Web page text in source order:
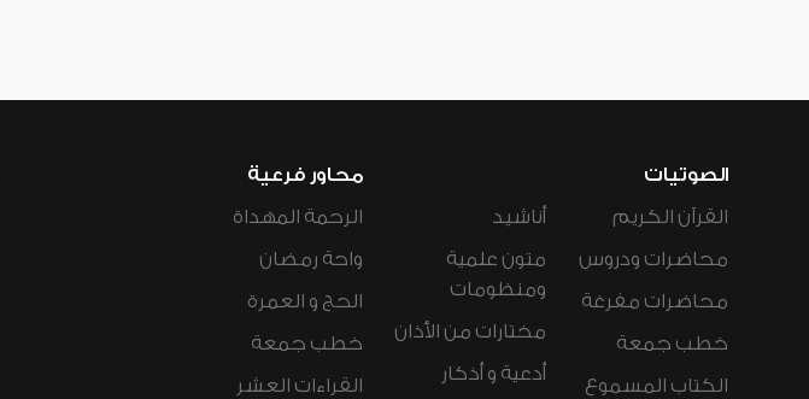
الصوتيات
القرآن الكريم
محاضرات ودروس
محاضرات مفرغة
خطب جمعة
الكتاب المسموع
أناشيد
متون علمية
ومنظومات
مختارات من الأذان
أدعية و أذكار
محاور فرعية
الرحمة المهداة
واحة رمضان
الحج و العمرة
خطب جمعة
القراءات العشر